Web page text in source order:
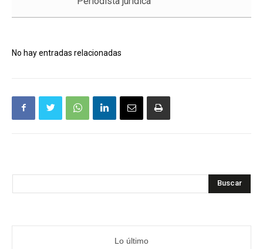
No hay entradas relacionadas
Buscar
Lo último